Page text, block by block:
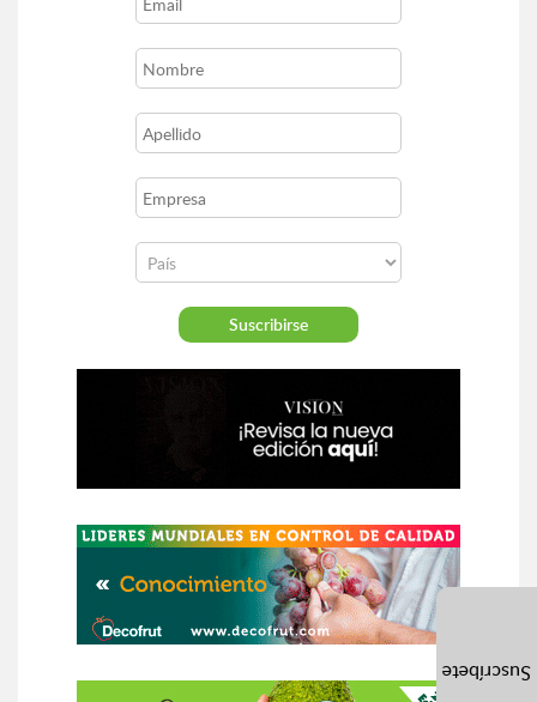
Suscríbete